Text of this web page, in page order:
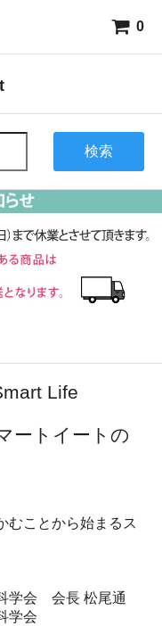
0
検索
Life
ートイートの
ことから始まるス
学会 会長 松尾通
学会